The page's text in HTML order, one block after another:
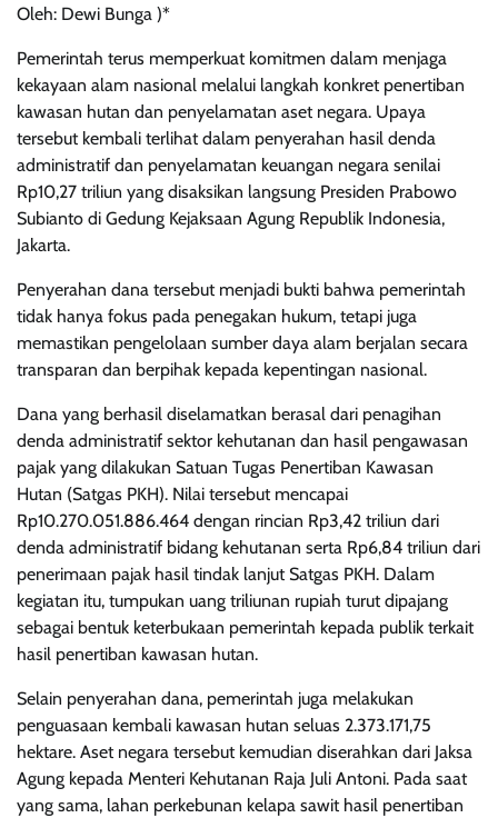
Oleh: Dewi Bunga )*
Pemerintah terus memperkuat komitmen dalam menjaga
kekayaan alam nasional melalui langkah konkret penertiban
kawasan hutan dan penyelamatan aset negara. Upaya
tersebut kembali terlihat dalam penyerahan hasil denda
administratif dan penyelamatan keuangan negara senilai
Rp10,27 triliun yang disaksikan langsung Presiden Prabowo
Subianto di Gedung Kejaksaan Agung Republik Indonesia,
Jakarta.
Penyerahan dana tersebut menjadi bukti bahwa pemerintah
tidak hanya fokus pada penegakan hukum, tetapi juga
memastikan pengelolaan sumber daya alam berjalan secara
transparan dan berpihak kepada kepentingan nasional.
Dana yang berhasil diselamatkan berasal dari penagihan
denda administratif sektor kehutanan dan hasil pengawasan
pajak yang dilakukan Satuan Tugas Penertiban Kawasan
Hutan (Satgas PKH). Nilai tersebut mencapai
Rp10.270.051.886.464 dengan rincian Rp3,42 triliun dari
denda administratif bidang kehutanan serta Rp6,84 triliun dari
penerimaan pajak hasil tindak lanjut Satgas PKH. Dalam
kegiatan itu, tumpukan uang triliunan rupiah turut dipajang
sebagai bentuk keterbukaan pemerintah kepada publik terkait
hasil penertiban kawasan hutan.
Selain penyerahan dana, pemerintah juga melakukan
penguasaan kembali kawasan hutan seluas 2.373.171,75
hektare. Aset negara tersebut kemudian diserahkan dari Jaksa
Agung kepada Menteri Kehutanan Raja Juli Antoni. Pada saat
yang sama, lahan perkebunan kelapa sawit hasil penertiban